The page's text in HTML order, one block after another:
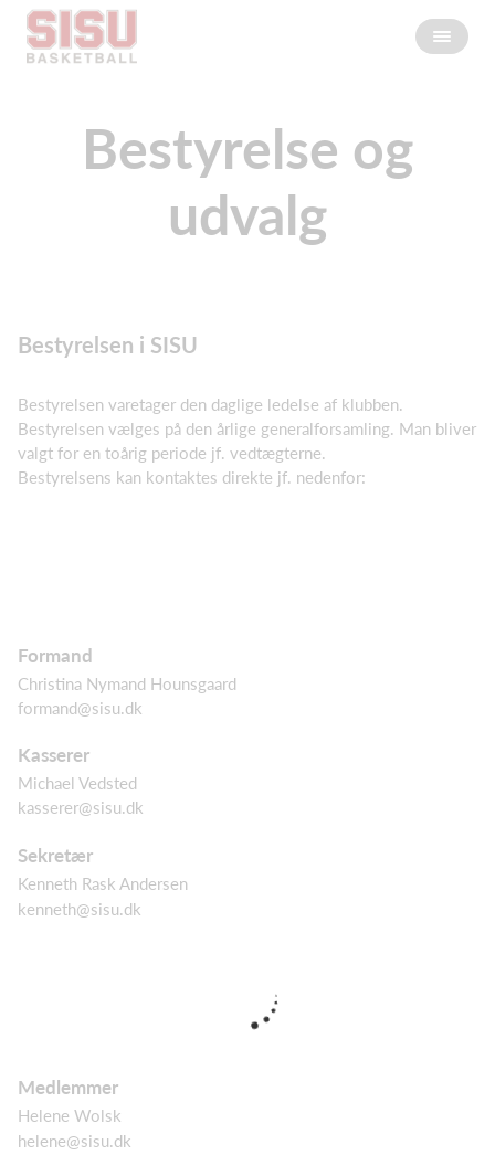
Bestyrelse og
udvalg
Bestyrelsen i SISU
Bestyrelsen varetager den daglige ledelse af klubben.
Bestyrelsen vælges på den årlige generalforsamling. Man bliver
valgt for en toårig periode jf. vedtægterne.
Bestyrelsens kan kontaktes direkte jf. nedenfor:
Formand
Christina Nymand Hounsgaard
formand@sisu.dk
Kasserer
Michael Vedsted
kasserer@sisu.dk
Sekretær
Kenneth Rask Andersen
kenneth@sisu.dk
Medlemmer
Helene Wolsk
helene@sisu.dk